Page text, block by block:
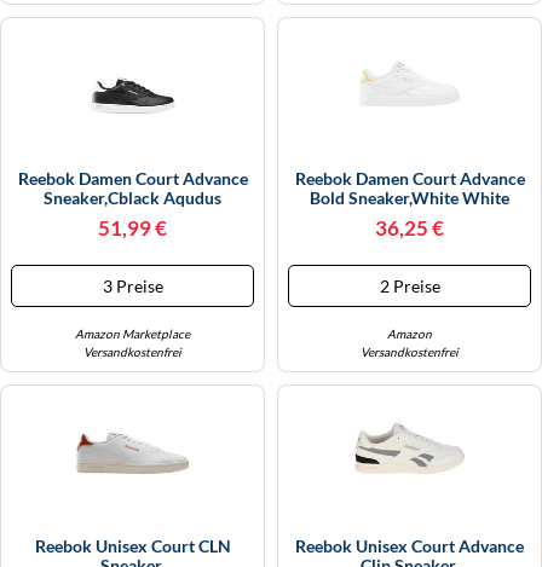
Reebok Damen Court Advance
Sneaker,Cblack Aqudus
Spogre,38 EU
51,99 €
3 Preise
Amazon Marketplace
Versandkostenfrei
Reebok Damen Court Advance
Bold Sneaker,White White
Gold,36 EU
36,25 €
2 Preise
Amazon
Versandkostenfrei
Reebok Unisex Court CLN
Reebok Unisex Court Advance